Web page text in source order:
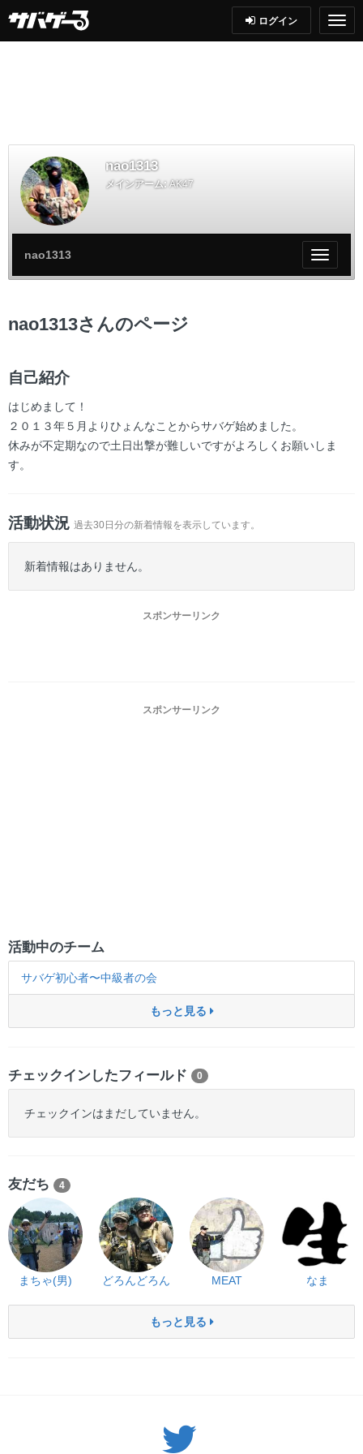
ログイン
nao1313
メインアーム: AK47
My
ペ
nao1313
nao1313さんのページ
自己紹介
はじめまして！
２０１３年５月よりひょんなことからサバゲ始めました。
休みが不定期なので土日出撃が難しいですがよろしくお願いしま
す。
活動状況 過去30日分の新着情報を表示しています。
新着情報はありません。
スポンサーリンク
スポンサーリンク
活動中のチーム
サバゲ初心者〜中級者の会
もっと見る
チェックインしたフィールド 0
チェックインはまだしていません。
友だち 4
まちゃ(男) どろんどろん MEAT なま
もっと見る